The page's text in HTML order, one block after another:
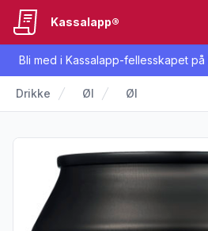
Bli med i Kassalapp-fellesskapet på
Kassalapp®
Drikke Øl Øl